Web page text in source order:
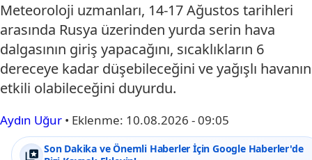
Meteoroloji uzmanları, 14-17 Ağustos tarihleri
arasında Rusya üzerinden yurda serin hava
dalgasının giriş yapacağını, sıcaklıkların 6
dereceye kadar düşebileceğini ve yağışlı havanın
etkili olabileceğini duyurdu.
Aydın Uğur • Eklenme: 10.08.2026 - 09:05
Son Dakika ve Önemli Haberler İçin Google Haberler'de